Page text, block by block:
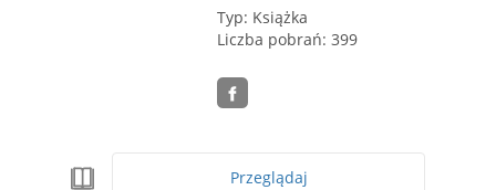
Typ: Książka
Liczba pobrań: 399
Przeglądaj